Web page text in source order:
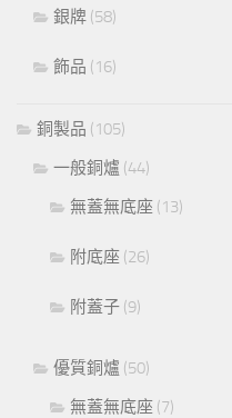
銀牌 (58)
飾品 (16)
銅製品 (105)
一般銅爐 (44)
無蓋無底座 (13)
附底座 (26)
附蓋子 (9)
優質銅爐 (50)
無蓋無底座 (7)